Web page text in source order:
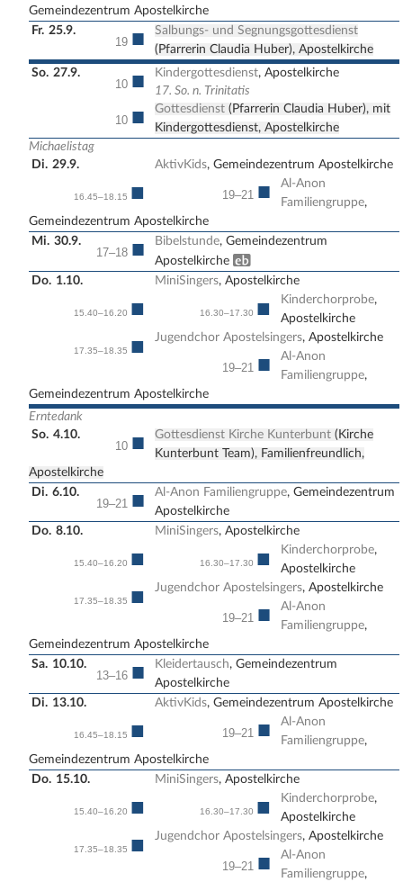
Gemeindezentrum Apostelkirche
Fr. 25.9.
19 ■
Salbungs- und Segnungsgottesdienst
(Pfarrerin Claudia Huber), Apostelkirche
So. 27.9.
10 ■ Kindergottesdienst, Apostelkirche
17. So. n. Trinitatis
10 ■ Gottesdienst (Pfarrerin Claudia Huber), mit
Kindergottesdienst, Apostelkirche
Michaelistag
Di. 29.9.
16.45–18.15 ■
AktivKids, Gemeindezentrum Apostelkirche
19–21 ■
Al-Anon
Familiengruppe,
Gemeindezentrum Apostelkirche
Mi. 30.9.
17–18 ■ Bibelstunde, Gemeindezentrum
Apostelkirche Erwachsenenbildung
Do. 1.10.
15.40–16.20 ■
MiniSingers, Apostelkirche
16.30–17.30 ■ Kinderchorprobe,
Apostelkirche
17.35–18.35 ■ Jugendchor Apostelsingers, Apostelkirche
19–21 ■
Al-Anon
Familiengruppe,
Gemeindezentrum Apostelkirche
Erntedank
So. 4.10.
10 ■ Gottesdienst Kirche Kunterbunt (Kirche
Kunterbunt Team), Familienfreundlich,
Apostelkirche
Di. 6.10.
19–21 ■ Al-Anon Familiengruppe, Gemeindezentrum
Apostelkirche
Do. 8.10.
15.40–16.20 ■
MiniSingers, Apostelkirche
16.30–17.30 ■ Kinderchorprobe,
Apostelkirche
17.35–18.35 ■ Jugendchor Apostelsingers, Apostelkirche
19–21 ■
Al-Anon
Familiengruppe,
Gemeindezentrum Apostelkirche
Sa. 10.10.
13–16 ■ Kleidertausch, Gemeindezentrum
Apostelkirche
Di. 13.10.
16.45–18.15 ■
AktivKids, Gemeindezentrum Apostelkirche
19–21 ■
Al-Anon
Familiengruppe,
Gemeindezentrum Apostelkirche
Do. 15.10.
15.40–16.20 ■
MiniSingers, Apostelkirche
16.30–17.30 ■ Kinderchorprobe,
Apostelkirche
17.35–18.35 ■ Jugendchor Apostelsingers, Apostelkirche
19–21 ■
Al-Anon
Familiengruppe,